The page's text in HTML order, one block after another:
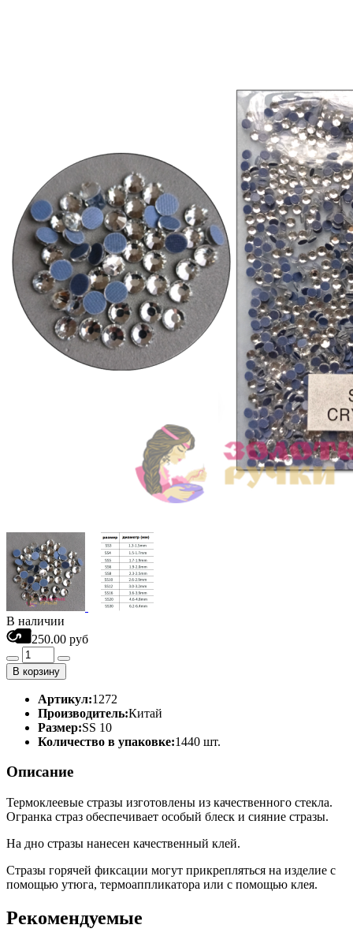
В наличии
250.00 руб
В корзину
Артикул:1272
Производитель:Китай
Размер:SS 10
Количество в упаковке:1440 шт.
Описание
Термоклеевые стразы изготовлены из качественного стекла.
Огранка страз обеспечивает особый блеск и сияние стразы.
На дно стразы нанесен качественный клей.
Стразы горячей фиксации могут прикрепляться на изделие с
помощью утюга, термоаппликатора или с помощью клея.
Рекомендуемые